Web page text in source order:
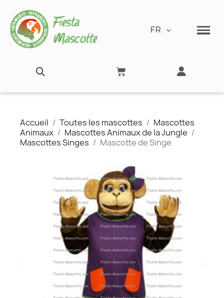
FR
Accueil Toutes les mascottes
Mascottes
Animaux
Mascottes Animaux de la Jungle
Mascottes Singes
Mascotte de Singe